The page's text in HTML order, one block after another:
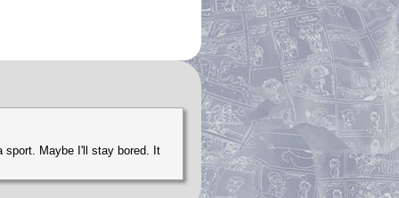
sport. Maybe I'll stay bored. It